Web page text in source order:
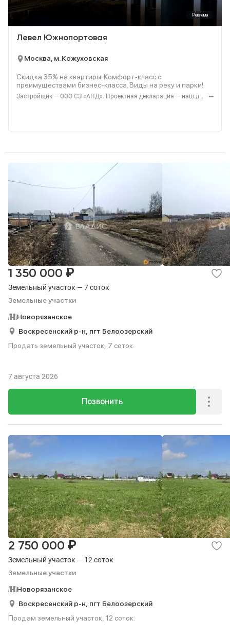
Реклама
Левел Южнопортовая
Москва, м. Кожуховская
Скидка 35% на квартиры. Комфорт-класс с
преимуществами бизнес-класса. Виды на реку и парки!
Застройщик — ООО СЗ «АПД». Проектная декларация — наш.дом.рф. Акция до 28.02.2026. Не оферта. Подробности — Level.ru
Земельный участок — 7 соток
Земельные участки
1 350 000 ₽
Новорязанское
Воскресенский р-н, пгт Белоозерский
Продать земельный участок, 7 соток.
Позвонить
7 августа 2026
Земельный участок — 12 соток
Земельные участки
2 750 000 ₽
Новорязанское
Воскресенский р-н, пгт Белоозерский
Продам земельный участок, 12 соток.